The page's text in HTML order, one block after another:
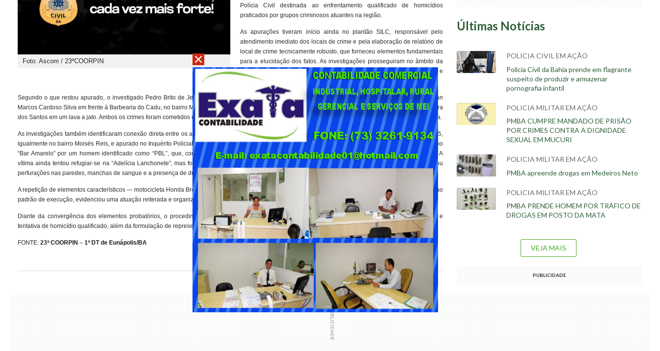
Foto: Ascom / 23ªCOORPIN
Polícia Civil destinada ao enfrentamento qualificado de homicídios
praticados por grupos criminosos atuantes na região.
As apurações tiveram início ainda no plantão SILC, responsável pelo
atendimento imediato dos locais de crime e pela elaboração de relatório de
local de crime tecnicamente robusto, que forneceu elementos fundamentais
para a elucidação dos fatos. As investigações prosseguiram no âmbito da
1ª DT de Eunápolis, com análise de imagens, oitivas, exames periciais e
diligências externas.
Segundo o que restou apurado, o investigado Pedro Brito de Jesus, vulgo “PBL”, integrante do Bonde do Maluco (BDM), inicialmente alvejou a vítima Jean
Marcos Cardoso Silva em frente à Barbearia do Cadu, no bairro Moisés Reis, e, minutos depois, deslocou-se até o bairro Pequi, onde executou Walace Pereira
dos Santos em um lava a jato. Ambos os crimes foram cometidos com emprego de arma de fogo calibre .40, mediante emboscada e impossibilidade de defesa.
As investigações também identificaram conexão direta entre os atentados de 19/07/2025 e o homicídio de Wesley Ferreira de Souza, ocorrido em 18/07/2025,
igualmente no bairro Moisés Reis, e apurado no Inquérito Policial nº 65072/2025. Nesse evento, a vítima foi surpreendida no estabelecimento conhecido como
“Bar Amarelo” por um homem identificado como “PBL”, que, conduzindo uma motocicleta preta e utilizando capacete branco, efetuou diversos disparos. A
vítima ainda tentou refugiar-se na “Adelícia Lanchonete”, mas foi perseguida e executada no interior do estabelecimento. O levantamento pericial constatou
perfurações nas paredes, manchas de sangue e a presença de duas cápsulas calibre .40, compatíveis com a arma utilizada nos delitos de 19/07/2025.
A repetição de elementos característicos — motocicleta Honda Bros preta, capacete branco e arma de fogo calibre .40 —, somada à coincidência temporal e ao
padrão de execução, evidenciou uma atuação reiterada e organizada, inserida em um contexto de retaliação e disputa entre facções criminosas.
Diante da convergência dos elementos probatórios, o procedimento foi concluído com o indiciamento de “PBL” pelos crimes de homicídio qualificado e
tentativa de homicídio qualificado, além da formulação de representação pela decretação de sua prisão preventiva, já encaminhada ao Poder Judiciário.
FONTE: 23ª COORPIN – 1ª DT de Eunápolis/BA
Últimas Notícias
POLICIA CIVIL EM AÇÃO
Policia Civil da Bahia prende em flagrante
suspeito de produzir e armazenar
pornografia infantil
POLICIA MILITAR EM AÇÃO
PMBA CUMPRE MANDADO DE PRISÃO
POR CRIMES CONTRA A DIGNIDADE
SEXUAL EM MUCURI
POLICIA MILITAR EM AÇÃO
PMBA apreende drogas em Medeiros Neto
POLICIA MILITAR EM AÇÃO
PMBA PRENDE HOMEM POR TRÁFICO DE
DROGAS EM POSTO DA MATA
VEJA MAIS
PUBLICIDADE